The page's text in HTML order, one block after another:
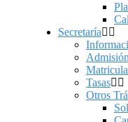
Secretaría
Admisión
Tasas
Otros